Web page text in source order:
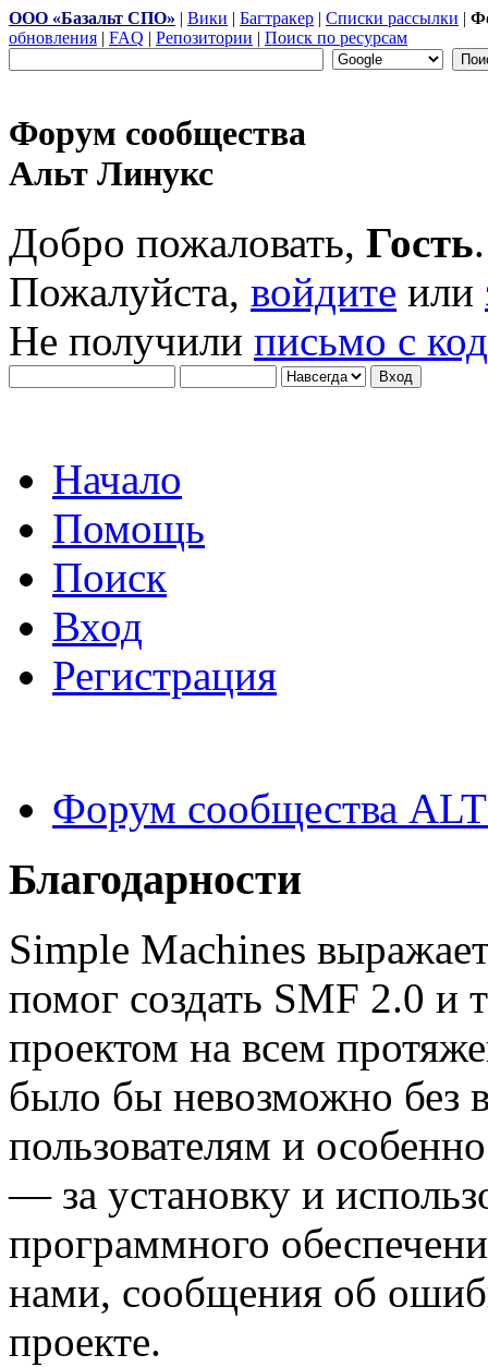
ООО «Базальт СПО» | Вики | Багтракер | Списки рассылки |
обновления | FAQ | Репозитории | Поиск по ресурсам
Форум сообщества
Альт Линукс
Добро пожаловать, Гость.
Пожалуйста, войдите или
Не получили письмо с
Начало
Помощь
Поиск
Вход
Регистрация
Форум сообщества
Благодарности
Simple Machines
помог создать SMF 2.0 и
проектом на всем
было бы невозможно без
пользователям и
— за установку и
программного
нами, сообщения об
проекте.